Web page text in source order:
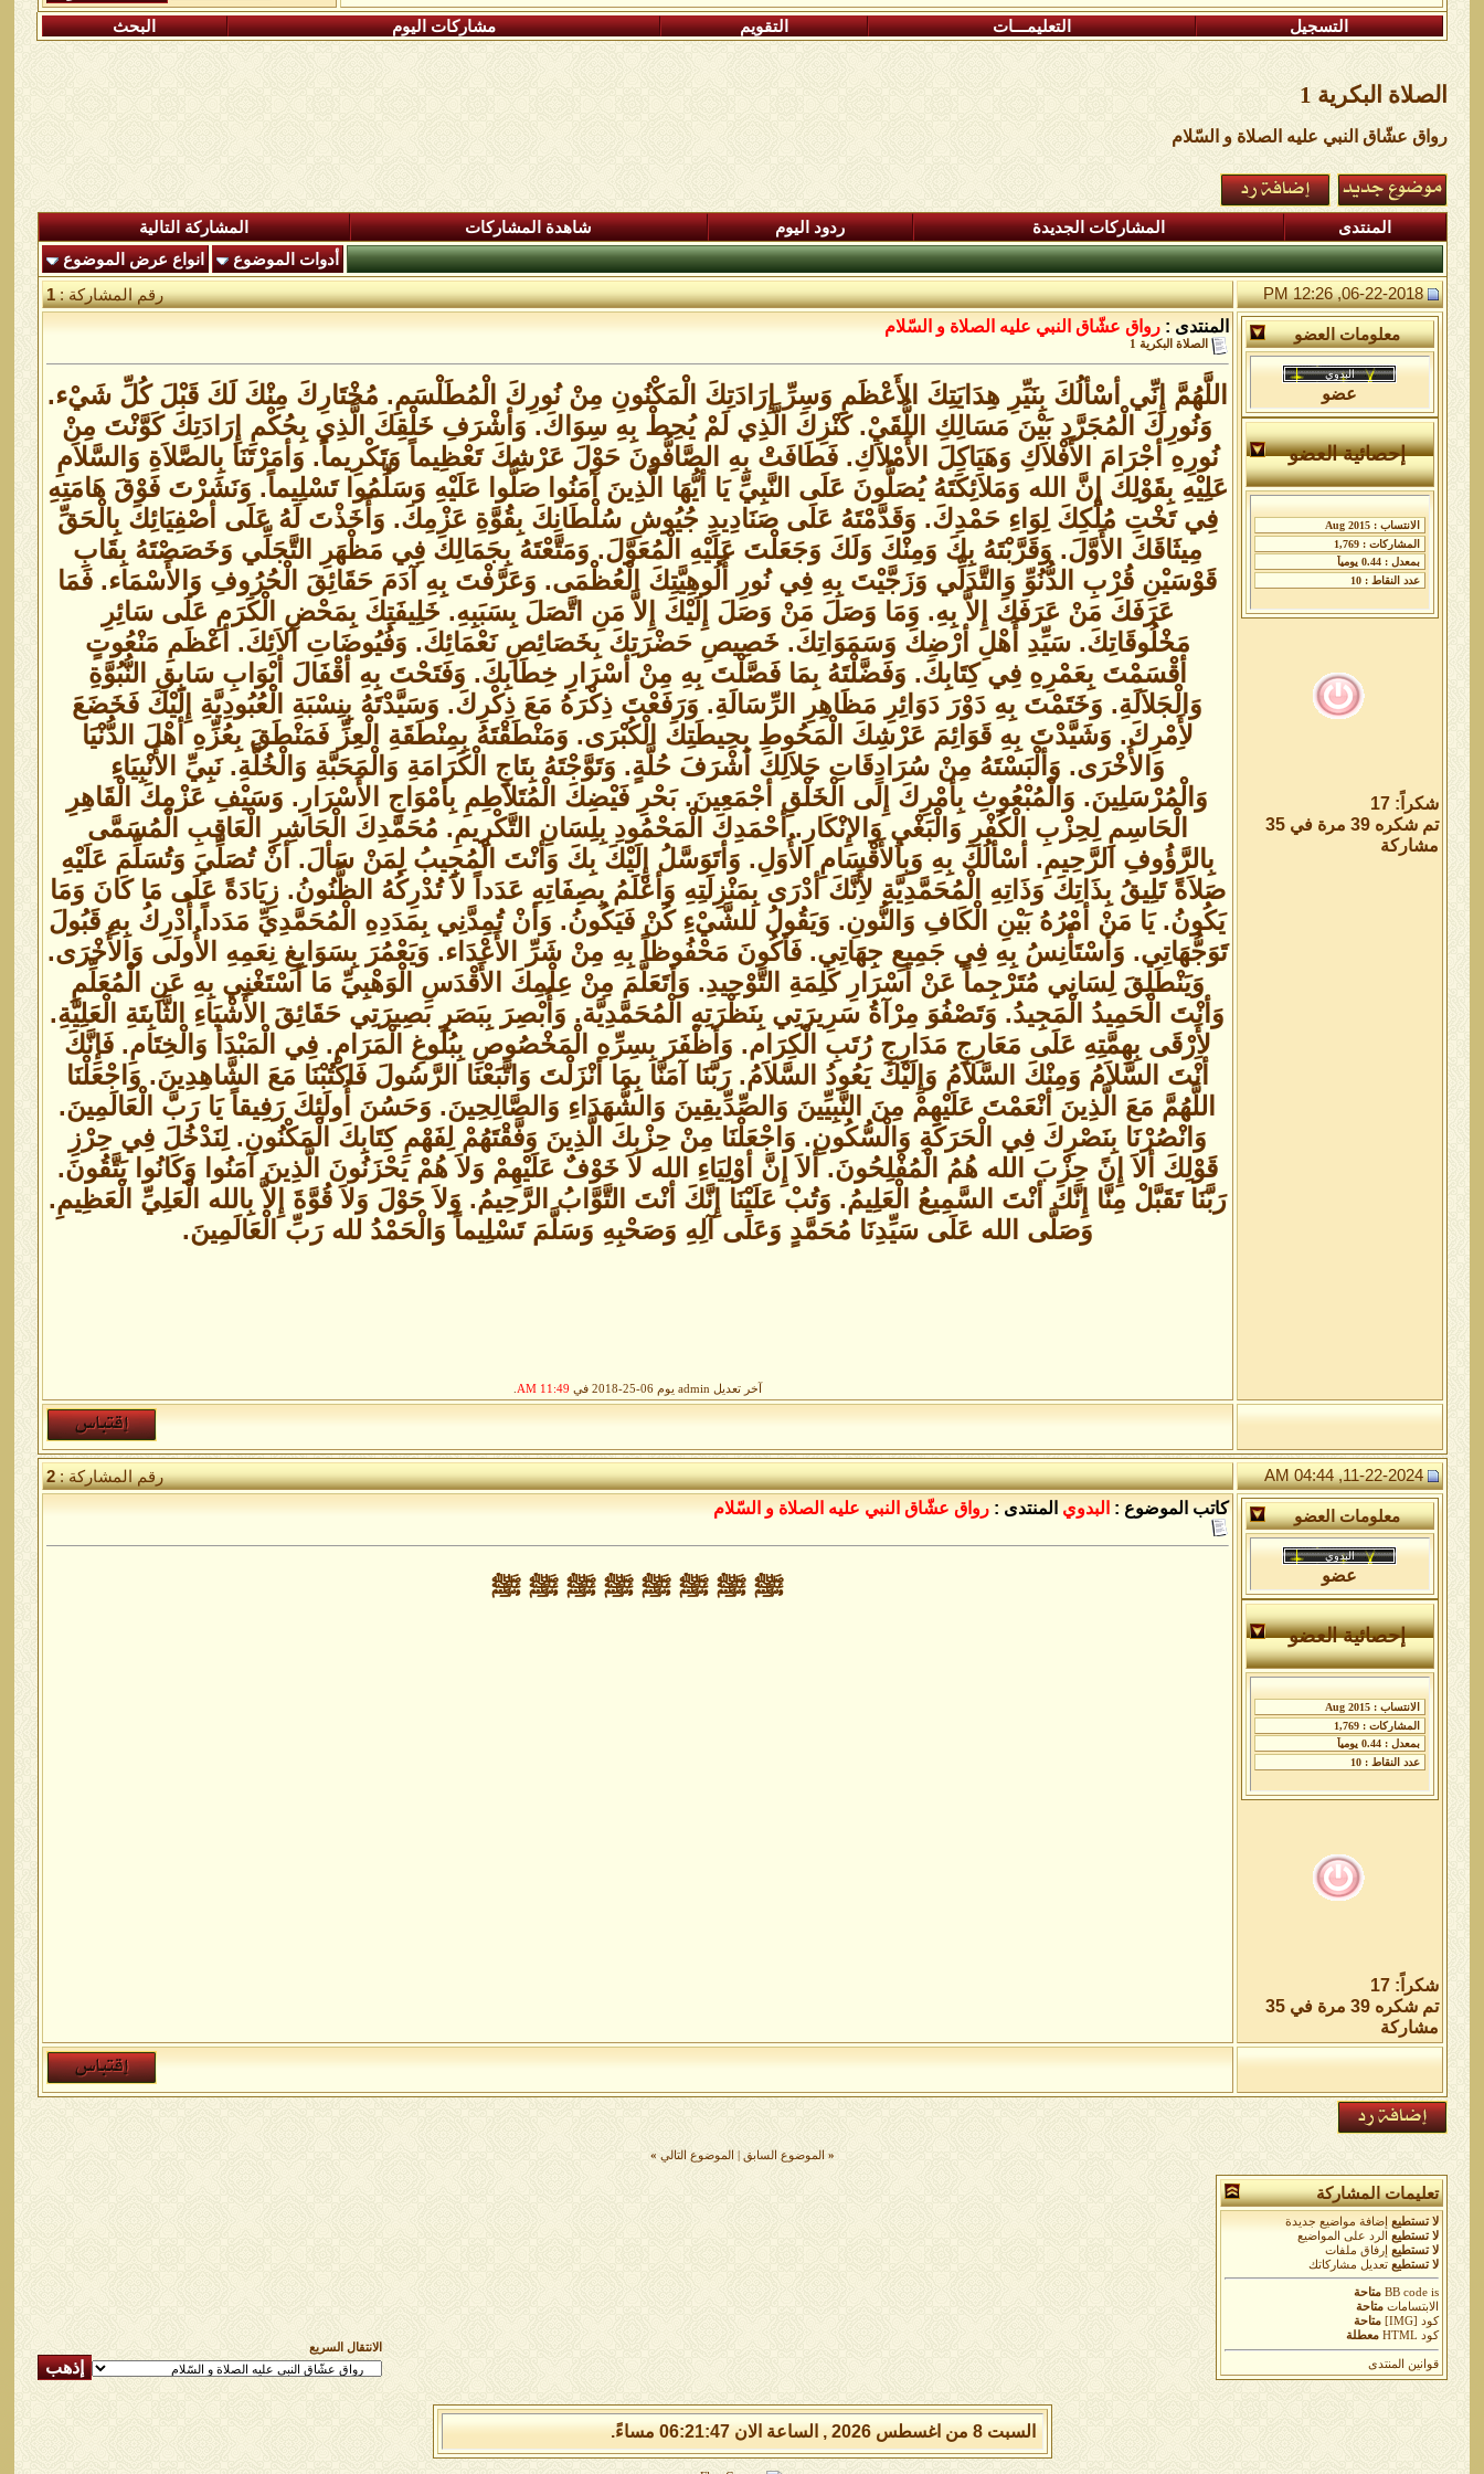
التسجيل التعليمـــات التقويم مشاركات اليوم البحث
الصلاة البكرية 1
رواق عشّاق النبي عليه الصلاة و السّلام
المنتدى المشاركات الجديدة ردود اليوم شاهدة المشاركات
المشاركة التالية
أدوات الموضوع
انواع عرض الموضوع
06-22-2018, 12:26 PM
رقم المشاركة :1
معلومات العضو
عضو
إحصائية العضو
شكراً: 17
تم شكره 39 مرة في 35
مشاركة
المنتدى : رواق عشّاق النبي عليه الصلاة و السّلام
الصلاة البكرية 1
اللَّهُمَّ إِنِّي أسْألُكَ بِنَيِّرِ هِدَايَتِكَ الأَعْظَمِ وَسِرِّ إِرَادَتِكَ الْمَكْنُونِ مِنْ نُورِكَ الْمُطَلْسَمِ. مُخْتَارِكَ مِنْكَ لَكَ قَبْلَ كُلِّ شَيْء.
وَنُورِكَ الْمُجَرَّدِ بَيْنَ مَسَالِكِ اللُّقَيْ. كَنْزِكَ الَّذِي لَمْ يُحِطْ بِهِ سِوَاكَ. وَأشْرَفِ خَلْقِكَ الَّذِي بِحُكْمِ إِرَادَتِكَ كَوَّنْتَ مِنْ
نُورِهِ أجْرَامَ الأَفْلاَكِ وَهَيَاكِلَ الأَمْلاَكِ. فَطَافَتْ بِهِ الصَّافُّونَ حَوْلَ عَرْشِكَ تَعْظِيماً وَتَكْرِيماً. وَأمَرْتَنَا بِالصَّلاَةِ وَالسَّلاَمِ
عَلِيْهِ بِقَوْلِكَ إِنَّ الله وَمَلاَئِكَتَهُ يُصَلُّونَ عَلَى النَّبِيِّ يَا أيُّهَا الَّذِينَ آمَنُوا صَلُّوا عَلَيْهِ وَسَلِّمُوا تَسْلِيماً. وَنَشَرْتَ فَوْقَ هَامَتِهِ
فِي تَخْتِ مُلْكِكَ لِوَاءِ حَمْدِكَ. وَقَدَّمْتَهُ عَلَى صَنَادِيدِ جُيُوشِ سُلْطَانِكَ بِقُوَّةِ عَزْمِكَ. وَأَخَذْتَ لَهُ عَلَى أصْفِيَائِكَ بِالْحَقِّ
مِيثَاقَكَ الأَوَّلَ. وَقَرَّبْتَهُ بِكَ وَمِنْكَ وَلَكَ وَجَعَلْتَ عَلَيْهِ الْمُعَوَّلَ. وَمَتَّعْتَهُ بِجَمَالِكَ فِي مَظْهَرِ التَّجَلِّي وَخَصَصْتَهُ بِقَابِ
قَوْسَيْنِ قُرْبِ الدُّنُوِّ وَالتَّدَلِّي وَزَجَّيْتَ بِهِ فِي نُورِ أُلُوهِيَّتِكَ الْعُظْمَى. وَعَرَّفْتَ بِهِ آدَمَ حَقَائِقَ الْحُرُوفِ وَالأَسْمَاء. فَمَا
عَرَفَكَ مَنْ عَرَفَكَ إِلاَّ بِهِ. وَمَا وَصَلَ مَنْ وَصَلَ إِلَيْكَ إِلاَّ مَنِ اتَّصَلَ بِسَبَبِهِ. خَلِيفَتِكَ بِمَحْضِ الْكَرَمِ عَلَى سَائِرِ
مَخْلُوقَاتِكَ. سَيِّدِ أَهْلِ أرْضِكَ وَسَمَوَاتِكَ. خَصِيصِ حَضْرَتِكَ بِخَصَائِصِ نَعْمَائِكَ. وَفُيُوضَاتِ آلاَئِكَ. أعْظَمِ مَنْعُوتٍ
أقْسَمْتَ بِعَمْرِهِ فِي كِتَابِكَ. وَفَضَّلْتَهُ بِمَا فَصَّلْتَ بِهِ مِنْ أسْرَارِ خِطَابِكَ. وَفَتَحْتَ بِهِ أقْفَالَ أبْوَابِ سَابِقِ النُّبُوَّةِ
وَالْجَلاَلَةِ. وَخَتَمْتَ بِهِ دَوْرَ دَوَائِرِ مَظَاهِرِ الرِّسَالَةِ. وَرَفَعْتَ ذِكْرَهُ مَعَ ذِكْرِكَ. وَسَيَّدْتَهُ بِنِسْبَةِ الْعُبُودِيَّةِ إِلَيْكَ فَخَضَعَ
لأَِمْرِكَ. وَشَيَّدْتَ بِهِ قَوَائِمَ عَرْشِكَ الْمَحُوطِ بِحِيطَتِكَ الْكُبْرَى. وَمَنْطَقْتَهُ بِمِنْطَقَةِ الْعِزِّ فَمَنْطَقَ بِعُزِّهِ أهْلَ الدُّنْيَا
وَالأُخْرَى. وَألْبَسْتَهُ مِنْ سُرَادِقَاتِ جَلاَلِكَ أشْرَفَ حُلَّةٍ. وَتَوَّجْتَهُ بِتَاجِ الْكَرَامَةِ وَالْمَحَبَّةِ وَالْخُلَّةِ. نَبِيِّ الأَنْبِيَاءِ
وَالْمُرْسَلِينَ. وَالْمُبْعُوثِ بِأمْرِكَ إِلَى الْخَلْقِ أجْمَعِينَ. بَحْرِ فَيْضِكَ الْمُتَلاَطِمِ بِأمْوَاجِ الأَسْرَارِ. وَسَيْفِ عَزْمِكَ الْقَاهِرِ
الْحَاسِمِ لِحِزْبِ الْكُفْرِ وَالْبَغْيِ وَالإِنْكَارِ. أحْمَدِكَ الْمَحْمُودِ بِلِسَانِ التَّكْرِيمِ. مُحَمَّدِكَ الْحَاشِرِ الْعَاقِبِ الْمُسَمَّى
بِالرَّؤُوفِ الرَّحِيمِ. أسْألُكَ بِهِ وَبِالأَقْسَامِ الأُوَلِ. وَأتَوَسَّلُ إِلَيْكَ بِكَ وَأنْتَ الْمُجِيبُ لِمَنْ سَألَ. أنْ تُصَلِّيَ وَتُسَلِّمَ عَلَيْهِ
صَلاَةً تَلِيقُ بِذَاتِكَ وَذَاتِهِ الْمُحَمَّدِيَّةِ لأَِنَّكَ أدْرَى بِمَنْزِلَتِهِ وَأعْلَمُ بِصِفَاتِهِ عَدَداً لاَ تُدْرِكُهُ الظُّنُونُ. زِيَادَةً عَلَى مَا كَانَ وَمَا
يَكُونُ. يَا مَنْ أمْرُهُ بَيْنِ الْكَافِ وَالنُّونِ. وَيَقُولُ للشَّيْءِ كُنْ فَيَكُونُ. وَأنْ تُمِدَّنِي بِمَدَدِهِ الْمُحَمَّدِيِّ مَدَداً أُدْرِكُ بِهِ قَبُولَ
تَوَجُّهَاتِي. وَأسْتَأْنِسُ بِهِ فِي جَمِيعِ جِهَاتِي. فَأكُونَ مَحْفُوظاً بِهِ مِنْ شَرِّ الأَعْدَاء. وَيَعْمُرَ بِسَوَابِغِ نِعَمِهِ الأُولَى وَالأُخْرَى.
وَيَنْطَلِقَ لِسَانِي مُتَرْجِماً عَنْ أسْرَارِ كَلِمَةِ التَّوْحِيدِ. وَأتَعَلَّمَ مِنْ عِلْمِكَ الأَقْدَسِ الْوَهْبِيِّ مَا أسْتَغْنِي بِهِ عَنِ الْمُعَلِّمِ
وَأنْتَ الْحَمِيدُ الْمَجِيدُ. وَتَصْفُوَ مِرْآةُ سَرِيرَتِي بِنَظْرَتِهِ الْمُحَمَّدِيَّة. وَأُبْصِرَ بِبَصَرِ بَصِيرَتِي حَقَائِقَ الأَشْيَاءِ الثَّابِتَةِ الْعَلِيَّةِ.
لأَِرْقَى بِهِمَّتِهِ عَلَى مَعَارِجِ مَدَارِجِ رُتَبِ الْكِرَام. وَأظْفَرَ بِسِرِّهِ الْمَخْصُوصِ بِبُلُوغِ الْمَرَامِ. فِي الْمَبْدَأ وَالْخِتَامِ. فَإِنَّكَ
أنْتَ السَّلاَمُ وَمِنْكَ السَّلاَمُ وَإِلَيْكَ يَعُودُ السَّلاَمُ. رَبَّنَا آمَنَّا بِمَا أنْزَلْتَ وَاتَّبَعْنَا الرَّسُولَ فَاكْتُبْنَا مَعَ الشَّاهِدِينَ. وَاجْعَلْنَا
اللَّهُمَّ مَعَ الَّذِينَ أنْعَمْتَ عَلَيْهِمْ مِنَ النَّبِيِّينَ وَالصِّدِّيقِينَ وَالشُّهَدَاءِ وَالصَّالِحِينَ. وَحَسُنَ أُولَئِكَ رَفِيقاً يَا رَبَّ الْعَالَمِينَ.
وَانْصُرْنَا بِنَصْرِكَ فِي الْحَرَكَةِ وَالْسُّكُونِ. وَاجْعَلْنَا مِنْ حِزْبِكَ الَّذِينَ وَفَّقْتَهُمْ لِفَهْمِ كِتَابِكَ الْمَكْنُونِ. لِنَدْخُلَ فِي حِرْزِ
قَوْلِكَ ألاَ إِنً حِزْبَ الله هُمُ الْمُفْلِحُونَ. ألاَ إِنَّ أوْلِيَاءِ الله لاَ خَوْفٌ عَلَيْهِمْ وَلاَ هُمْ يَحْزَنُونَ الَّذِينَ آمَنُوا وَكَانُوا يَتَّقُونَ.
رَبَّنَا تَقَبَّلْ مِنَّا إِنَّكَ أنْتَ السَّمِيعُ الْعَلِيمُ. وَتُبْ عَلَيْنَا إِنَّكَ أنْتَ التَّوَّابُ الرَّحِيمُ. وَلاَ حَوْلَ وَلاَ قُوَّةَ إِلاَّ بِالله الْعَلِيِّ الْعَظِيمِ.
وَصَلَّى الله عَلَى سَيِّدِنَا مُحَمَّدٍ وَعَلَى آلِهِ وَصَحْبِهِ وَسَلَّمَ تَسْلِيماً وَالْحَمْدُ لله رَبِّ الْعَالَمِينَ.
آخر تعديل admin يوم 06-25-2018 في 11:49 AM
11-22-2024, 04:44 AM رقم المشاركة :2
معلومات العضو
عضو
إحصائية العضو
شكراً: 17
تم شكره 39 مرة في 35
مشاركة
كاتب الموضوع : البدوي المنتدى : رواق عشّاق النبي عليه الصلاة و السّلام
ﷺ ﷺ ﷺ ﷺ ﷺ ﷺ ﷺ ﷺ
« الموضوع السابق الموضوع التالي »
تعليمات المشاركة
لا تستطيع
إضافة مواضيع جديدة
لا تستطيع
الرد على المواضيع
لا تستطيع
إرفاق ملفات
لا تستطيع تعديل مشاركاتك
BB codeis
متاحة
الابتسامات متاحة
كود [IMG]
متاحة
كود HTML
معطلة
قوانين المنتدى
الانتقال السريع
السبت 8 من اغسطس 2026 , الساعة الان 06:21:47 مساءً.